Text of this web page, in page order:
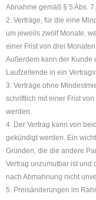
Abnahme gemäß § 5 Abs. 7.
2. Verträge, für die eine
um jeweils zwölf Monate,
einer Frist von drei
Außerdem kann der Kunde
Laufzeitende in ein
3. Verträge ohne
schriftlich mit einer Frist
werden.
4. Der Vertrag kann von
gekündigt werden. Ein
Gründen, die die andere
Vertrag unzumutbar ist und
nach Abmahnung nicht
5. Preisänderungen im